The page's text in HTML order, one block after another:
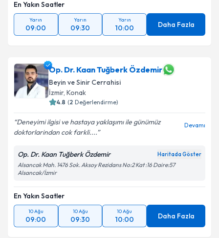
En Yakın Saatler
Yarın
09:00
Yarın
09:30
Yarın
10:00 Daha Fazla
Op. Dr. Kaan Tuğberk Özdemir
Beyin ve Sinir Cerrahisi
İzmir, Konak
4.8 (2 Değerlendirme)
Deneyimi ilgisi ve hastaya yaklaşımı ile günümüz
doktorlarindan cok farkli....
Devamı
Op. Dr. Kaan Tuğberk Özdemir Haritada Göster
Alsancak Mah. 1476 Sok. Aksoy Rezidans No:2 Kat :16 Daire:57
Alsancak/İzmir
En Yakın Saatler
10 Ağu
09:00
10 Ağu
09:30
10 Ağu
10:00 Daha Fazla